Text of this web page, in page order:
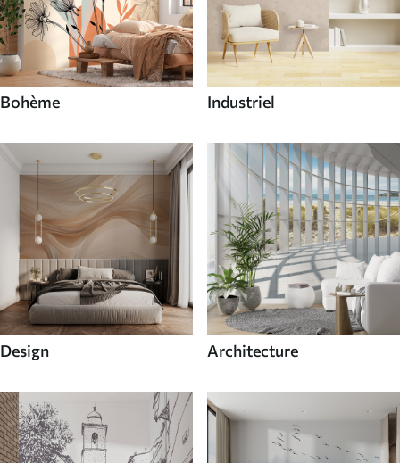
Bohème Industriel
Design Architecture